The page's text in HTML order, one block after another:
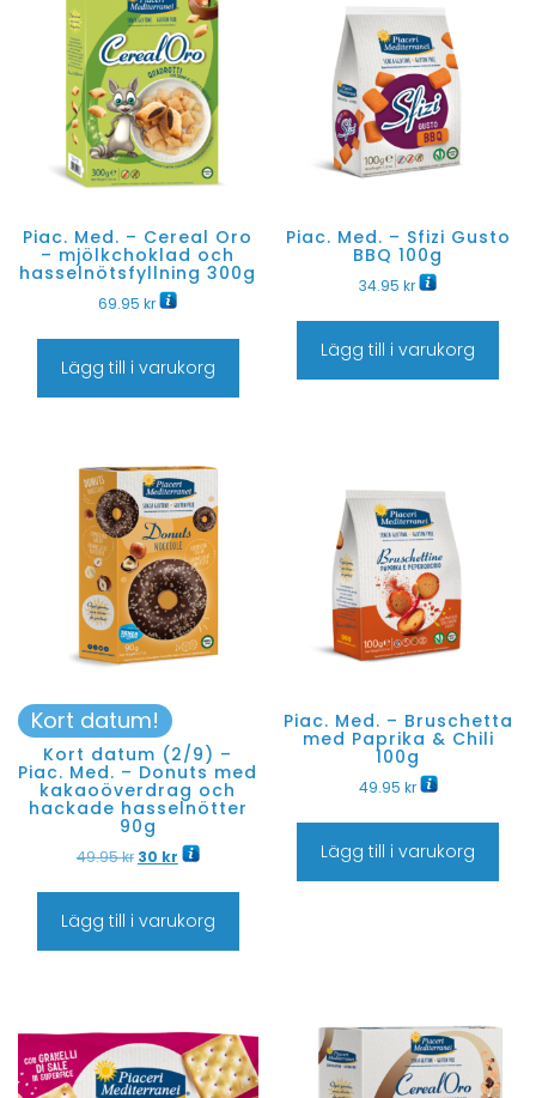
Piac. Med. – Cereal Oro
– mjölkchoklad och
hasselnötsfyllning 300g
69.95kr
Lägg till i varukorg
Piac. Med. – Sfizi Gusto
BBQ 100g
34.95kr
Lägg till i varukorg
Kort datum!
Kort datum (2/9) –
Piac. Med. – Donuts med
kakaoöverdrag och
hackade hasselnötter
90g
49.95kr 30 kr
Lägg till i varukorg
Piac. Med. – Bruschetta
med Paprika & Chili
100g
49.95 kr
Lägg till i varukorg